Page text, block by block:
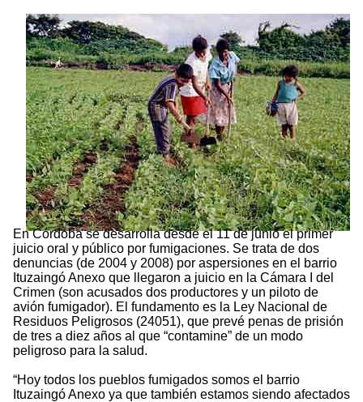
En Córdoba se desarrolla desde el 11 de junio el primer
juicio oral y público por fumigaciones. Se trata de dos
denuncias (de 2004 y 2008) por aspersiones en el barrio
Ituzaingó Anexo que llegaron a juicio en la Cámara I del
Crimen (son acusados dos productores y un piloto de
avión fumigador). El fundamento es la Ley Nacional de
Residuos Peligrosos (24051), que prevé penas de prisión
de tres a diez años al que “contamine” de un modo
peligroso para la salud.
“Hoy todos los pueblos fumigados somos el barrio
Ituzaingó Anexo ya que también estamos siendo afectados